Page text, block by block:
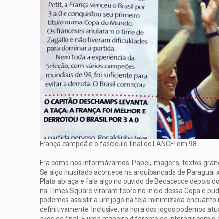
França campeã e o fascículo final do LANCE! em 98
Era como nos informávamos. Papel, imagens, textos
Se algo inusitado acontece na arquibancada de
Plata abraça e fala algo no ouvido de Becacecce depois
na Times Square viraram febre no início dessa Copa e
podemos assistir a um jogo na tela minimizada
definitivamente. Inclusive, na hora dos jogos podemos